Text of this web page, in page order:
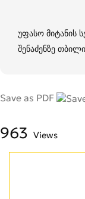
უფასო მიტანის
შენაძენზე
Save as PDF
963 Views